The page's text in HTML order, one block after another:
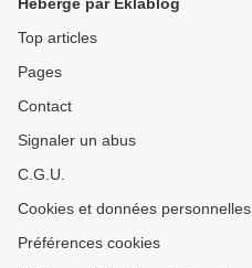
Top articles
Pages
Contact
Signaler un abus
C.G.U.
Cookies et données personnelles
Préférences cookies